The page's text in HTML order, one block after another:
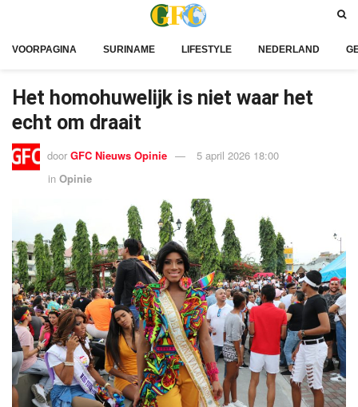
VOORPAGINA SURINAME LIFESTYLE NEDERLAND
Het homohuwelijk is niet waar het
echt om draait
door GFC Nieuws Opinie
5 april 2026 18:00
in Opinie